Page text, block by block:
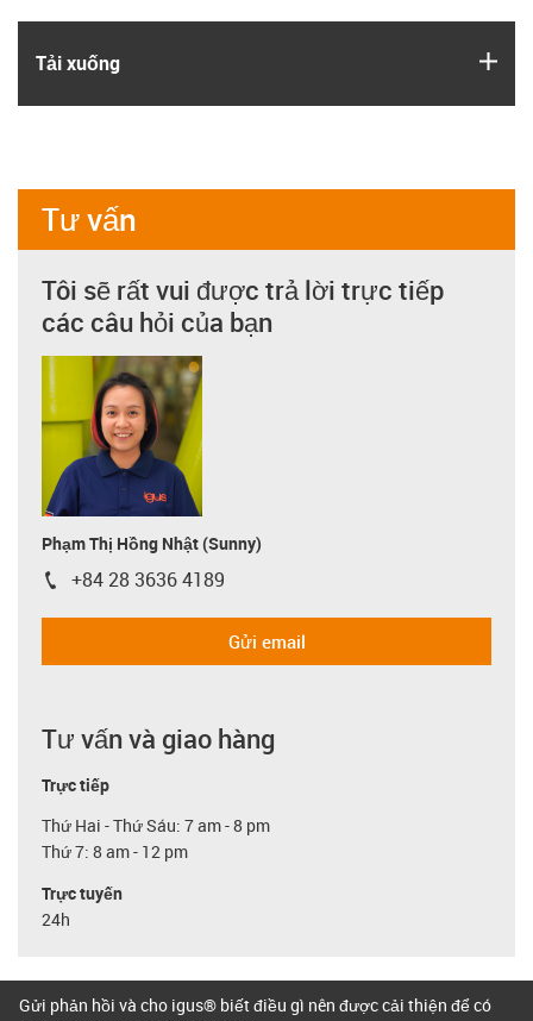
Tải xuống
Tư vấn
Tôi sẽ rất vui được trả lời trực tiếp
các câu hỏi của bạn
Phạm Thị Hồng Nhật (Sunny)
igus-icon-phone
+84 28 3636 4189
Gửi email
Tư vấn và giao hàng
Trực tiếp
Thứ Hai - Thứ Sáu: 7 am - 8 pm
Thứ 7: 8 am - 12 pm
Trực tuyến
24h
Gửi phản hồi và cho igus® biết điều gì nên được cải thiện để có